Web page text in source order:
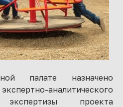
палате назначено
аналитического
проекта